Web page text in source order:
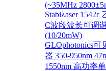
(~35MHz
Stabiλaser
C波段波长可调
(10/20mW)
GLOphotonics
器 350-950nm
1550nm 高功率